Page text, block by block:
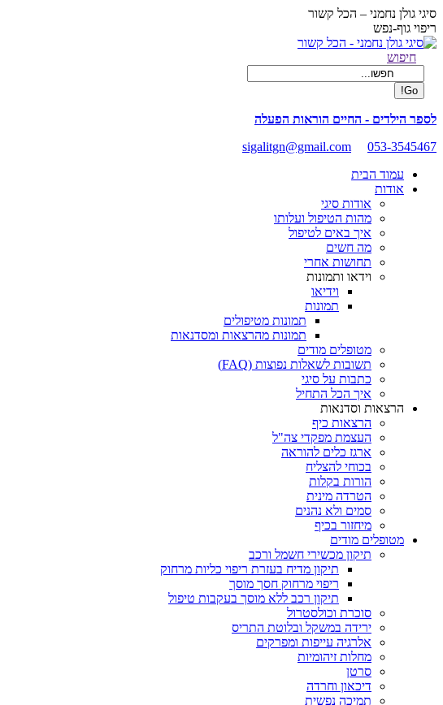
Skip
to
content
סיגי גולן נחמני – הכל קשור
ריפוי גוף-נפש
Facebook
opens
new
window
Search:
חיפוש
לספר הילדים - החיים הוראות הפעלה
sigalitgn@gmail.com
053-3545467
עמוד הבית
אודות
אודות סיגי
מהות הטיפול ועלותו
איך באים לטיפול
מה חשים
תחושות אחרי
וידאו ותמונות
וידיאו
תמונות
תמונות מטיפולים
תמונות מהרצאות ומסדנאות
מטופלים מודים
תשובות לשאלות נפוצות (FAQ)
כתבות על סיגי
איך הכל התחיל
הרצאות וסדנאות
הרצאות כיף
העצמת מפקדי צה"ל
ארגז כלים להוראה
בכוחי להצליח
הורות בקלות
הטרדה מינית
סמים ולא נהנים
מיחזור בכיף
מטופלים מודים
תיקון מכשירי חשמל ורכב
תיקון מדיח בעזרת ריפוי כליות מרחוק
ריפוי מרחוק חסך מוסך
תיקון רכב ללא מוסך בעקבות טיפול
סוכרת וכולסטרול
ירידה במשקל ובלוטת התריס
אלרגיה עייפות ומפרקים
מחלות זיהומיות
סרטן
דיכאון וחרדה
תמיכה נפשית